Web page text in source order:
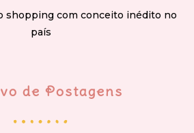
shopping com conceito inédito no
país
de Postagens